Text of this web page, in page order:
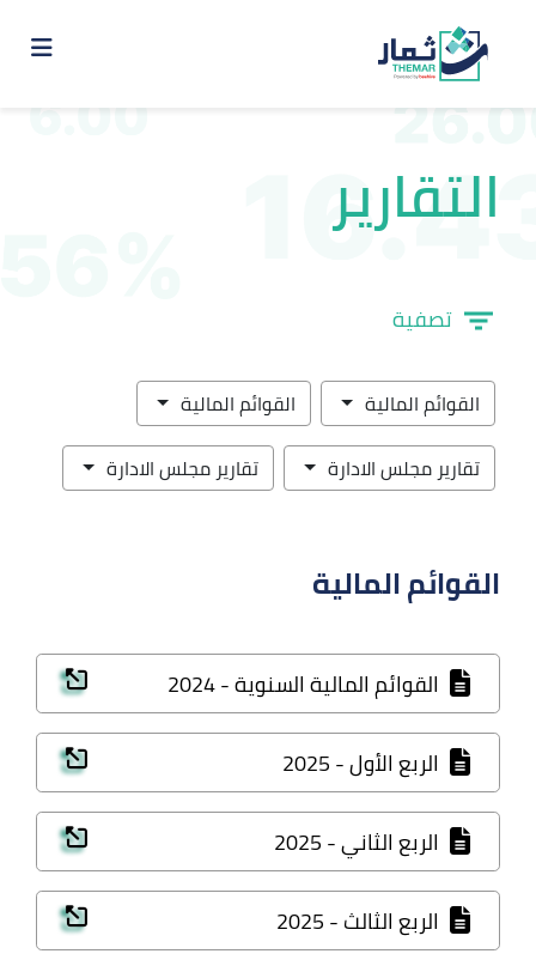
التقارير
تصفية
القوائم المالية
القوائم المالية
تقارير مجلس الادارة
تقارير مجلس الادارة
القوائم المالية
القوائم المالية السنوية - 2024
الربع الأول - 2025
الربع الثاني - 2025
الربع الثالث - 2025